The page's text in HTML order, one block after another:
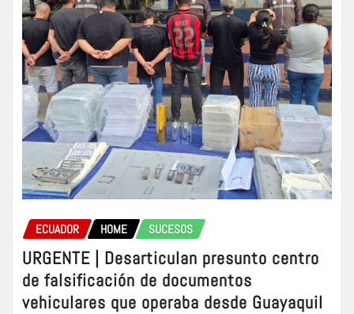
ECUADOR HOME SUCESOS
URGENTE | Desarticulan presunto centro
de falsificación de documentos
vehiculares que operaba desde Guayaquil